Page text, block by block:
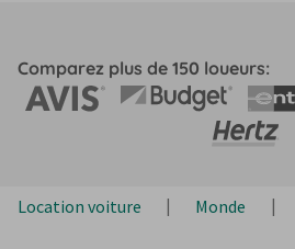
Comparez plus de 150 loueurs:
Location voiture Monde